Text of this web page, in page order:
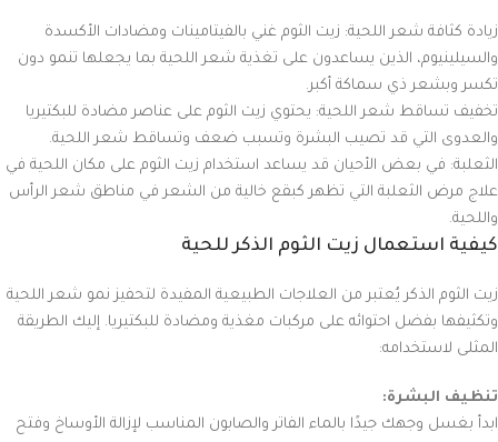
زيادة كثافة شعر اللحية: زيت الثوم غني بالفيتامينات ومضادات الأكسدة
والسيلينيوم، الذين يساعدون على تغذية شعر اللحية بما يجعلها تنمو دون
تكسر وبشعر ذي سماكة أكبر.
تخفيف تساقط شعر اللحية: يحتوي زيت الثوم على عناصر مضادة للبكتيريا
والعدوى التي قد تصيب البشرة وتسبب ضعف وتساقط شعر اللحية.
الثعلبة: في بعض الأحيان قد يساعد استخدام زيت الثوم على مكان اللحية في
علاج مرض الثعلبة التي تظهر كبقع خالية من الشعر في مناطق شعر الرأس
واللحية.
كيفية استعمال زيت الثوم الذكر للحية
زيت الثوم الذكر يُعتبر من العلاجات الطبيعية المفيدة لتحفيز نمو شعر اللحية
وتكثيفها بفضل احتوائه على مركبات مغذية ومضادة للبكتيريا. إليك الطريقة
المثلى لاستخدامه:
تنظيف البشرة:
ابدأ بغسل وجهك جيدًا بالماء الفاتر والصابون المناسب لإزالة الأوساخ وفتح